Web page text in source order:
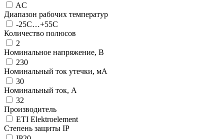
AC
Диапазон рабочих температур
-25C…+55C
Количество полюсов
2
Номинальное напряжение, В
230
Номинальный ток утечки, мА
30
Номинальный ток, А
32
Производитель
ETI Elektroelement
Степень защиты IP